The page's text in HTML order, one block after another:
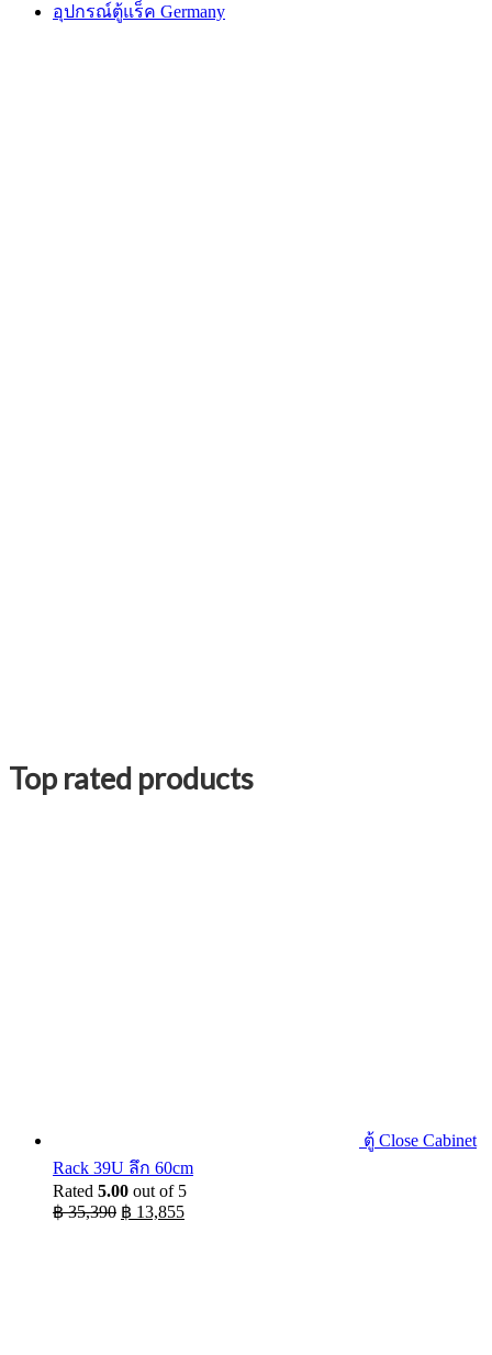
อุปกรณ์ตู้แร็ค Germany
Top rated products
ตู้ Close Cabinet
Rack 39U ลึก 60cm
Rated 5.00 out of 5
฿35,390 Original
฿ 13,855Current